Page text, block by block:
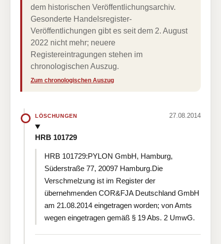
dem historischen Veröffentlichungsarchiv.
Gesonderte Handelsregister-
Veröffentlichungen gibt es seit dem 2. August
2022 nicht mehr; neuere
Registereintragungen stehen im
chronologischen Auszug.
Zum chronologischen Auszug
LÖSCHUNGEN 27.08.2014
HRB 101729
HRB 101729:PYLON GmbH, Hamburg,
Süderstraße 77, 20097 Hamburg.Die
Verschmelzung ist im Register der
übernehmenden COR&FJA Deutschland GmbH
am 21.08.2014 eingetragen worden; von Amts
wegen eingetragen gemäß § 19 Abs. 2 UmwG.